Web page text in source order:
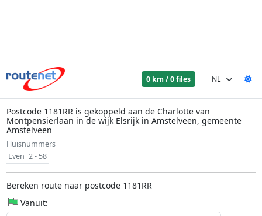
0 km / 0 files
Postcode 1181RR is gekoppeld aan de Charlotte van
Montpensierlaan in de wijk Elsrijk in Amstelveen, gemeente
Amstelveen
Huisnummers
Even 2 - 58
Bereken route naar postcode 1181RR
Vanuit: